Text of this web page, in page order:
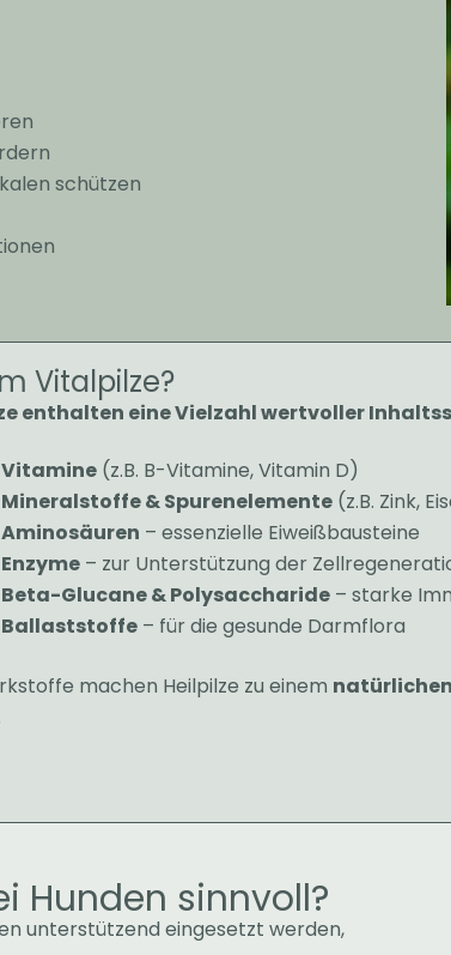
schützen
Vitalpilze?
enthalten eine Vielzahl wertvoller
Vitamine (z.B. B-Vitamine, Vitamin D)
Mineralstoffe & Spurenelemente (z.B. Zink,
Aminosäuren – essenzielle Eiweißbausteine
Enzyme – zur Unterstützung der
Beta-Glucane & Polysaccharide – starke
Ballaststoffe – für die gesunde Darmflora
machen Heilpilze zu einem
Hunden sinnvoll?
unterstützend eingesetzt werden,